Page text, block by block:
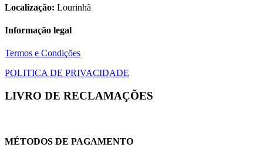
Localização: Lourinhã
Informação legal
Termos e Condições
POLITICA DE PRIVACIDADE
LIVRO DE RECLAMAÇÕES
MÉTODOS DE PAGAMENTO